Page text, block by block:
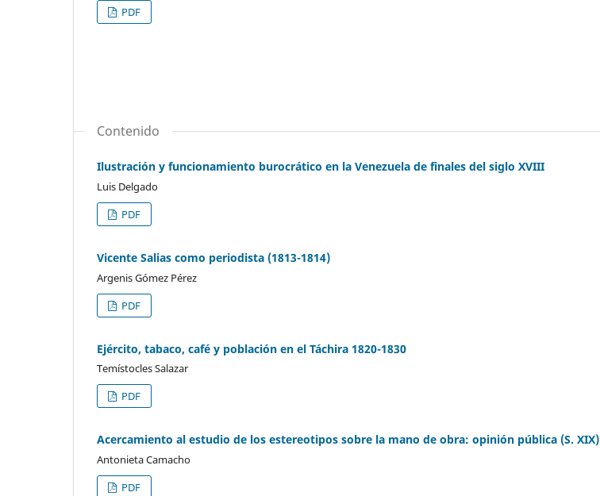
PDF
Contenido
Ilustración y funcionamiento burocrático en la Venezuela de finales del siglo XVIII
Luis Delgado
PDF
Vicente Salias como periodista (1813-1814)
Argenis Gómez Pérez
PDF
Ejército, tabaco, café y población en el Táchira 1820-1830
Temístocles Salazar
PDF
Acercamiento al estudio de los estereotipos sobre la mano de obra: opinión pública (S. XIX)
Antonieta Camacho
PDF